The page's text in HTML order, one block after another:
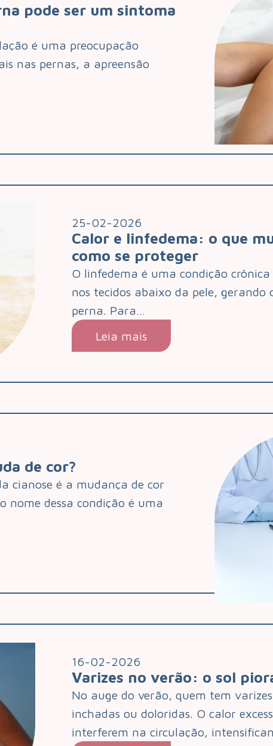
pode ser um sintoma
é uma preocupação
nas pernas, a apreensão
25-02-2026
Calor e linfedema: o que
como se proteger
O linfedema é uma condição
nos tecidos abaixo da pele, gerando
perna. Para…
Leia mais
de cor?
cianose é a mudança de cor
nome dessa condição é uma
16-02-2026
Varizes no verão: o sol
No auge do verão, quem tem
inchadas ou doloridas. O calor
interferem na circulação,